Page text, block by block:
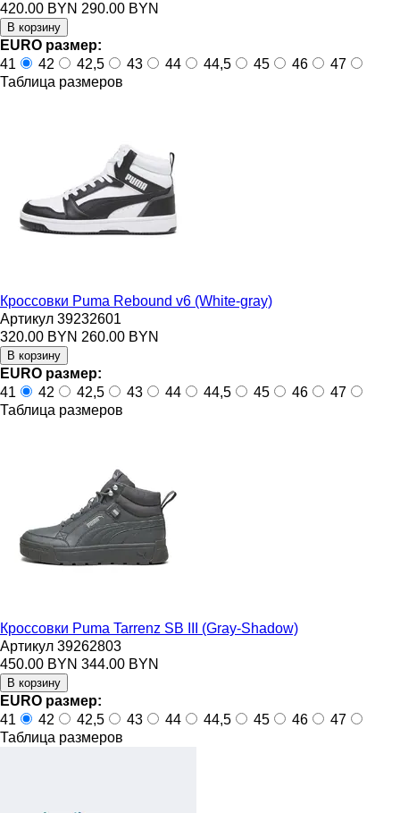
420.00 BYN 290.00 BYN
EURO размер:
41
42 42,5 43 44 44,5 45 46
47
Таблица размеров
Кроссовки Puma Rebound v6 (White-gray)
Артикул 39232601
320.00 BYN 260.00 BYN
EURO размер:
41
42 42,5 43 44 44,5 45 46
47
Таблица размеров
Кроссовки Puma Tarrenz SB III (Gray-Shadow)
Артикул 39262803
450.00 BYN 344.00 BYN
EURO размер:
41
42 42,5 43 44 44,5 45 46
47
Таблица размеров